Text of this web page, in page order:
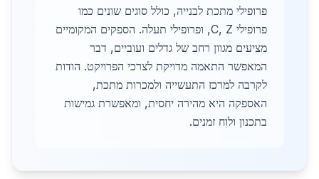
פרופילי מתכת לבנייה, כולל סוגים שונים כמו
פרופילי C, Z, ופרופילי תעלה. הספקים המקומיים
מציעים מגוון רחב של גדלים ועוביים, דבר
המאפשר התאמה מדויקת לצרכי הפרויקט. הודות
לקרבה למרכז התעשייה ולמכרות מתכת,
האספקה היא מהירה יחסית, ומאפשרת גמישות
בתכנון ולוח זמנים.